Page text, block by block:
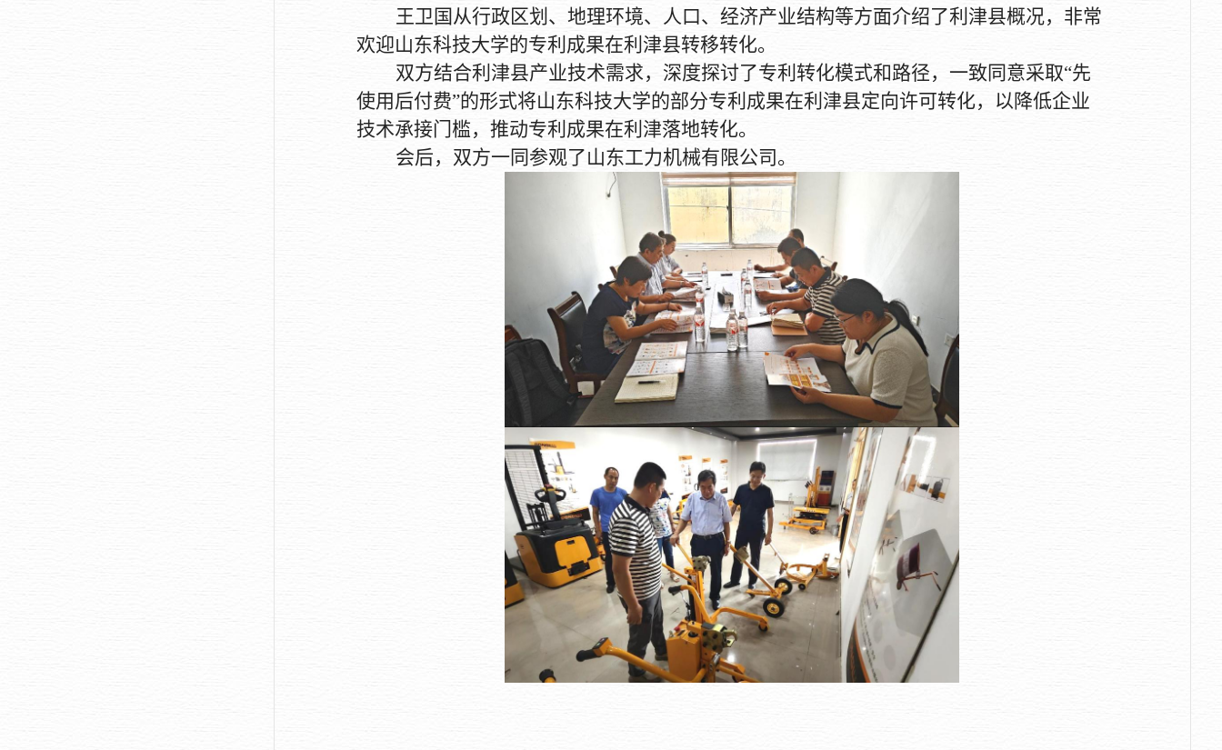
王卫国从行政区划、地理环境、人口、经济产业结构等方面介绍了利津县概况，非常
欢迎山东科技大学的专利成果在利津县转移转化。
双方结合利津县产业技术需求，深度探讨了专利转化模式和路径，一致同意采取“先
使用后付费”的形式将山东科技大学的部分专利成果在利津县定向许可转化，以降低企业
技术承接门槛，推动专利成果在利津落地转化。
会后，双方一同参观了山东工力机械有限公司。